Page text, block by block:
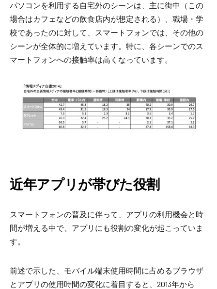
パソコンを利用する自宅外のシーンは、主に街中（この
場合はカフェなどの飲食店内が想定される）、職場・学
校であったのに対して、スマートフォンでは、その他の
シーンが全体的に増えています。特に、各シーンでのス
マートフォンへの接触率は高くなっています。
近年アプリが帯びた役割
スマートフォンの普及に伴って、アプリの利用機会と時
間が増える中で、アプリにも役割の変化が起こっていま
す。
前述で示した、モバイル端末使用時間に占めるブラウザ
とアプリの使用時間の変化に着目すると、2013年から